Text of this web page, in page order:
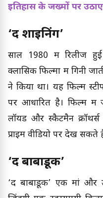
इतिहास के जख्मों पर
‘द शाइनिंग’
साल 1980 में रिलीज हुई
क्लासिक फिल्मों में गिनी
ने किया था। यह फिल्म
पर आधारित है। फिल्म में
लॉयड और स्कैटमैन
प्राइम वीडियो पर देख सकते
‘द बाबाडूक’
‘द बाबाडूक’ एक मां